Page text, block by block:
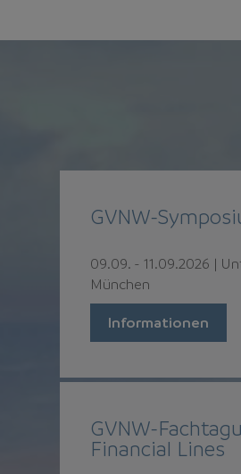
GVNW-
09.09. - 11.09.2026 |
München
Informationen
GVNW-
Financial Lines